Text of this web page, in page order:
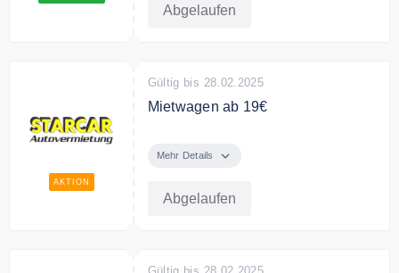
Abgelaufen
AKTION
Gültig bis 28.02.2025
Mietwagen ab 19€
schon ab 19€
Mehr Details
Abgelaufen
Gültig bis 28.02.2025